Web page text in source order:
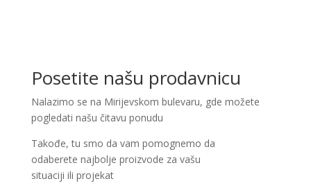
Posetite našu prodavnicu
Nalazimo se na Mirijevskom bulevaru, gde možete
pogledati našu čitavu ponudu
Takođe, tu smo da vam pomognemo da
odaberete najbolje proizvode za vašu
situaciji ili projekat